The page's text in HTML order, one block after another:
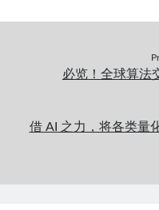
必览！全球算法
借 AI 之力，将各类量